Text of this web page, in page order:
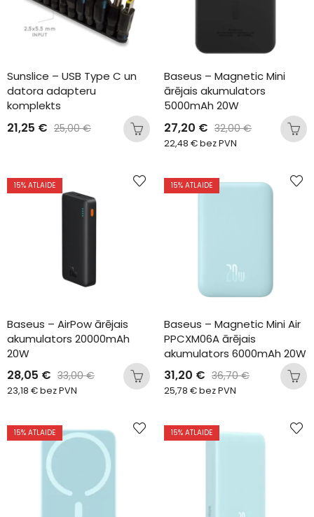
Sunslice – USB Type C un
datora adapteru
komplekts
21,25 € 25,00€
Baseus – Magnetic Mini
ārējais akumulators
5000mAh 20W
27,20 € 32,00€
22,48 €bez PVN
15% ATLAIDE
Baseus – AirPow ārējais
akumulators 20000mAh
20W
28,05 € 33,00€
23,18 €bez PVN
15% ATLAIDE
Baseus – Magnetic Mini Air
PPCXM06A ārējais
akumulators 6000mAh 20W
31,20 € 36,70€
25,78 €bez PVN
15% ATLAIDE 15% ATLAIDE